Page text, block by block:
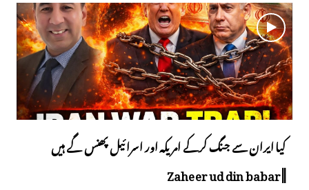
کیا ایران سے جنگ کرکے امریکہ اور اسرائیل پھنس گے ہیں
||Zaheer ud din babar